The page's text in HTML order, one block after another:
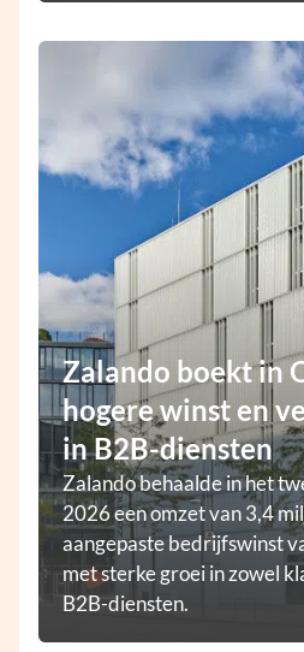
Zalando boekt in
hogere winst en
in B2B-diensten
Zalando behaalde in het
2026 een omzet van 3,4
aangepaste bedrijfswinst
met sterke groei in zowel
B2B-diensten.